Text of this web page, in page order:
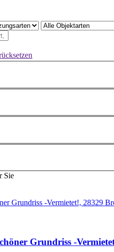
Sie
Grundriss -